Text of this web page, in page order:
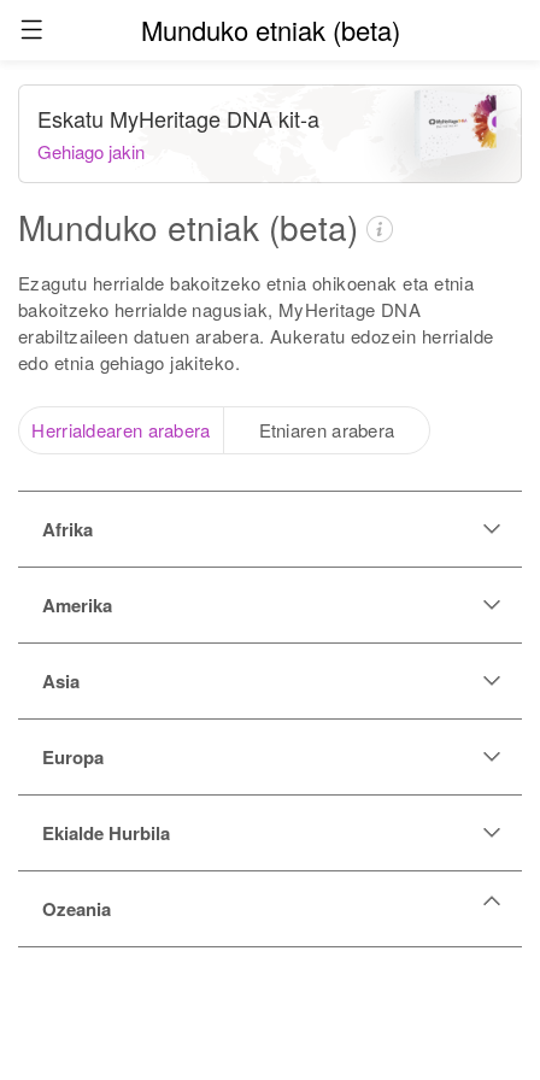
Munduko etniak (beta)
Munduko etniak (beta)
Ezagutu herrialde bakoitzeko etnia ohikoenak eta etnia
bakoitzeko herrialde nagusiak, MyHeritage DNA
erabiltzaileen datuen arabera. Aukeratu edozein herrialde
edo etnia gehiago jakiteko.
Herrialdearen arabera Etniaren arabera
Eskatu MyHeritage DNA kit-a
Gehiago jakin
Afrika
Amerika
Asia
Europa
Ekialde Hurbila
Ozeania
Australia